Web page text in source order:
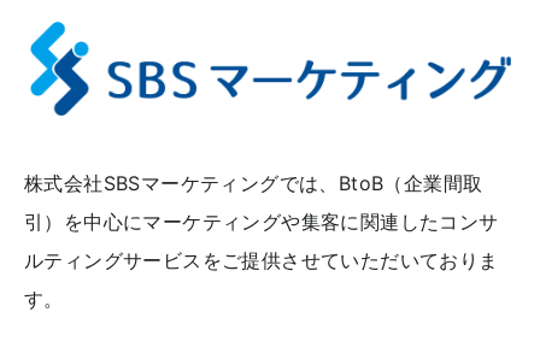
株式会社SBSマーケティングでは、BtoB（企業間取
引）を中心にマーケティングや集客に関連したコンサ
ルティングサービスをご提供させていただいておりま
す。